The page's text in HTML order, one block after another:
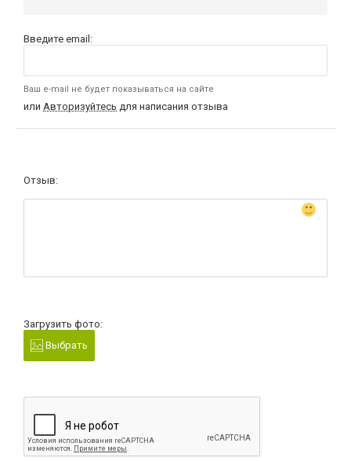
Введите email:
Ваш e-mail не будет показываться на сайте
или Авторизуйтесь для написания отзыва
Отзыв:
Загрузить фото:
Выбрать